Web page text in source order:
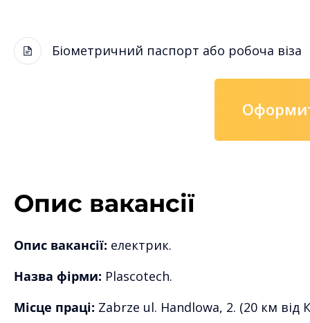
Біометричний паспорт або робоча віза
Опис вакансії
Опис вакансії: електрик.
Назва фірми: Plascotech.
Місце праці: Zabrze ul. Handlowa, 2. (20 км від